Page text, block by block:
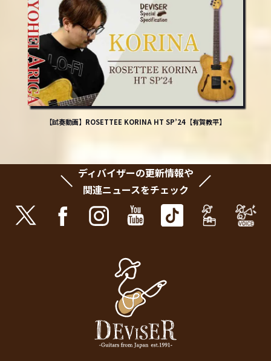
【試奏動画】ROSETTEE KORINA HT SP’24【有賀教平】
ディバイザーの更新情報や
関連ニュースをチェック